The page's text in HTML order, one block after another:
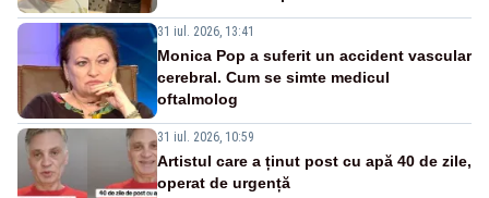
31 iul. 2026, 13:41
Monica Pop a suferit un accident vascular
cerebral. Cum se simte medicul
oftalmolog
31 iul. 2026, 10:59
Artistul care a ținut post cu apă 40 de zile,
operat de urgență